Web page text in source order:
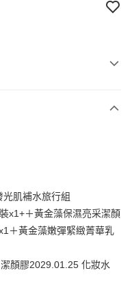
化商業銀行
富邦商業銀行
國際商業銀行
泰商業銀行
東國際商業銀行
商業銀行
富邦商業銀行
商業銀行
肌補水旅行組
x1+＋黃金藻保濕亮采潔顏
＋黃金藻嫩彈緊緻菁華乳
顏膠2029.01.25 化妝水